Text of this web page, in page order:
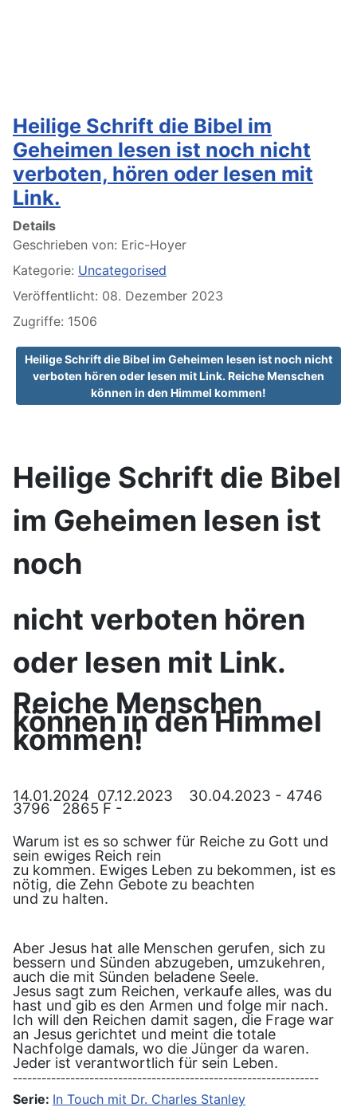
Heilige Schrift die Bibel im
Geheimen lesen ist noch nicht
verboten, hören oder lesen mit
Link.
Details
Geschrieben von: Eric-Hoyer
Kategorie: Uncategorised
Veröffentlicht: 08. Dezember 2023
Zugriffe: 1506
Heilige Schrift die Bibel im Geheimen lesen ist noch nicht
verboten hören oder lesen mit Link. Reiche Menschen
können in den Himmel kommen!
Heilige Schrift die Bibel
im Geheimen lesen ist
noch
nicht verboten hören
oder lesen mit Link.
Reiche Menschen
können in den Himmel
kommen!
14.01.2024 07.12.2023 30.04.2023 - 4746
3796 2865 F -
Warum ist es so schwer für Reiche zu Gott und
sein ewiges Reich rein
zu kommen. Ewiges Leben zu bekommen, ist es
nötig, die Zehn Gebote zu beachten
und zu halten.
Aber Jesus hat alle Menschen gerufen, sich zu
bessern und Sünden abzugeben, umzukehren,
auch die mit Sünden beladene Seele.
Jesus sagt zum Reichen, verkaufe alles, was du
hast und gib es den Armen und folge mir nach.
Ich will den Reichen damit sagen, die Frage war
an Jesus gerichtet und meint die totale
Nachfolge damals, wo die Jünger da waren.
Jeder ist verantwortlich für sein Leben.
----------------------------------------------------------------
Serie: In Touch mit Dr. Charles Stanley